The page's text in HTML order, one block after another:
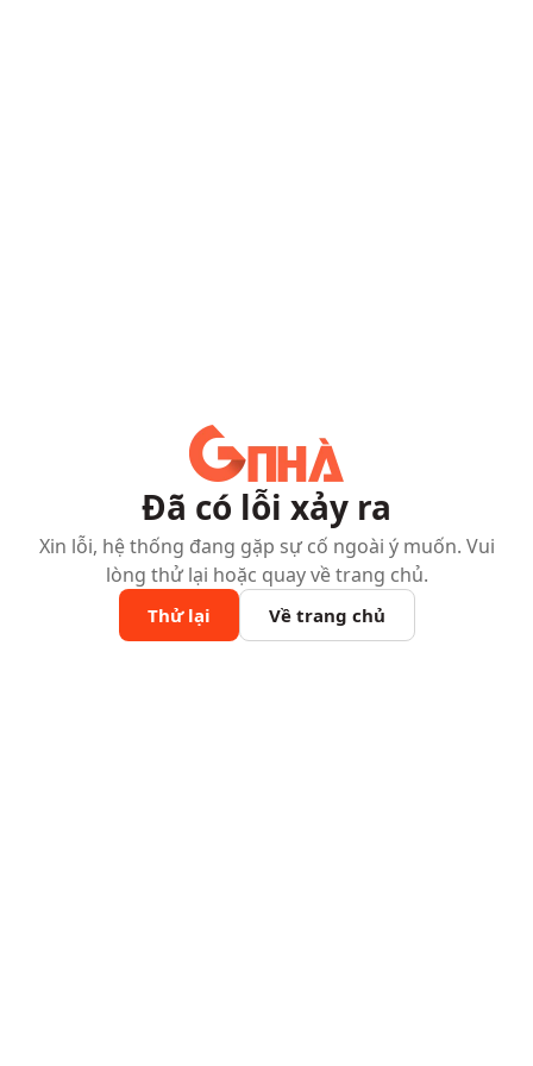
Đã có lỗi xảy ra
Xin lỗi, hệ thống đang gặp sự cố ngoài ý muốn. Vui
lòng thử lại hoặc quay về trang chủ.
Thử lại Về trang chủ